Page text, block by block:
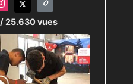
/ 25.630 vues